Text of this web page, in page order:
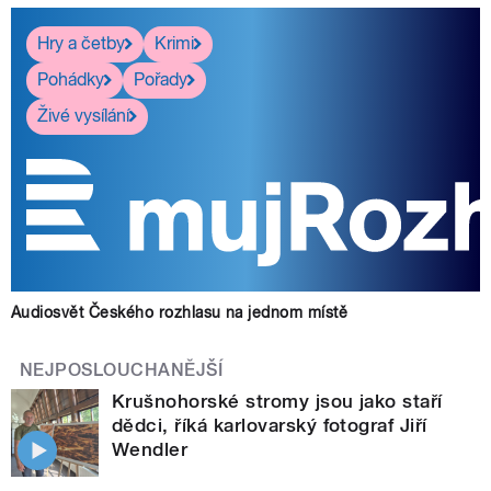
Hry a četby
Krimi
Pohádky
Pořady
Živé vysílání
Audiosvět Českého rozhlasu na jednom místě
NEJPOSLOUCHANĚJŠÍ
Krušnohorské stromy jsou jako staří
dědci, říká karlovarský fotograf Jiří
Wendler